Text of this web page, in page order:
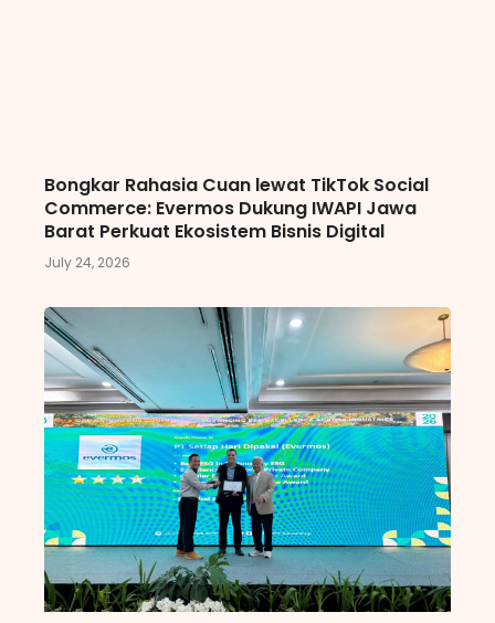
Bongkar Rahasia Cuan lewat TikTok Social
Commerce: Evermos Dukung IWAPI Jawa
Barat Perkuat Ekosistem Bisnis Digital
July 24, 2026